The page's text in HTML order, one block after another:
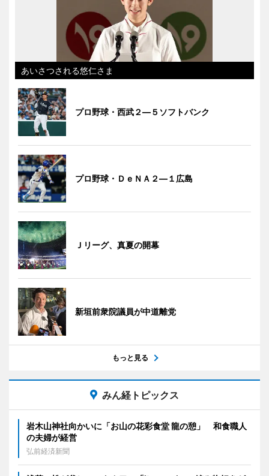
あいさつされる悠仁さま
プロ野球・西武２―５ソフトバンク
プロ野球・ＤｅＮＡ２―１広島
Ｊリーグ、真夏の開幕
新垣前衆院議員が中道離党
もっと見る
みん経トピックス
岩木山神社向かいに「お山の花彩食堂 龍の憩」 和食職人
の夫婦が経営
弘前経済新聞